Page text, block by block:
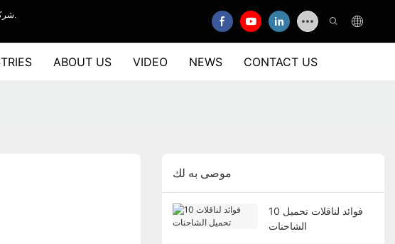
شركة YiFan Conveyor - شركة تصنيع السيور الناقلة ومزود خدمة حلول متكاملة لأنظمة السيور الناقلة لتحميل الشاحنات وأنظمة السيور الناقلة المرنة ذات البكرات.
ABOUT US VIDEO NEWS CONTACT US
موصى به لك
10 فوائد لناقلات تحميل
الشاحنات